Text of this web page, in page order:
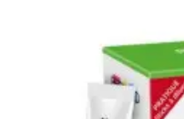
amplia gama de usos en
silicio, sus propiedades,